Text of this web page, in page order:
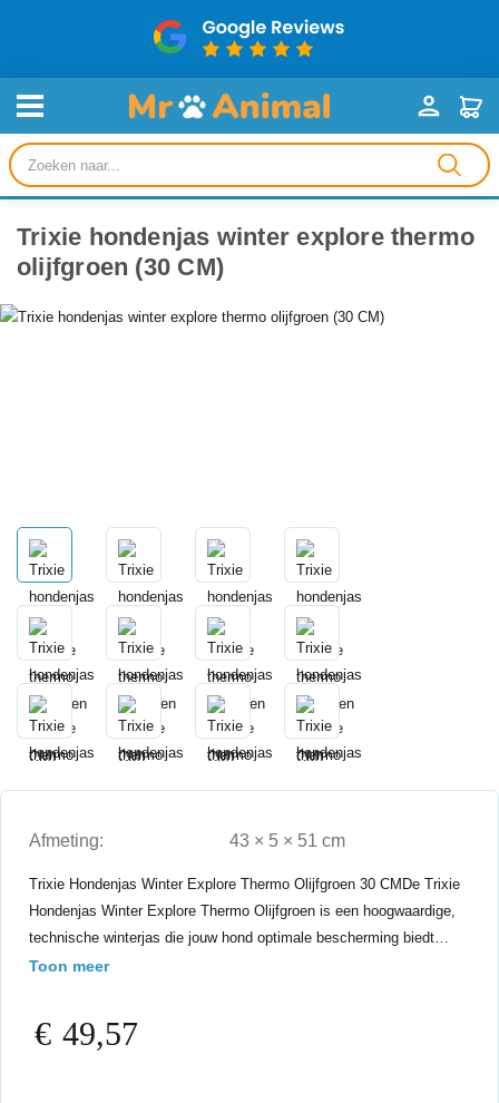
Producten
zoeken
Trixie hondenjas winter explore thermo
olijfgroen (30 CM)
Afmeting: 43 × 5 × 51 cm
Trixie Hondenjas Winter Explore Thermo Olijfgroen 30 CMDe Trixie
Hondenjas Winter Explore Thermo Olijfgroen is een hoogwaardige,
technische winterjas die jouw hond optimale bescherming biedt…
Toon meer
€ 49,57